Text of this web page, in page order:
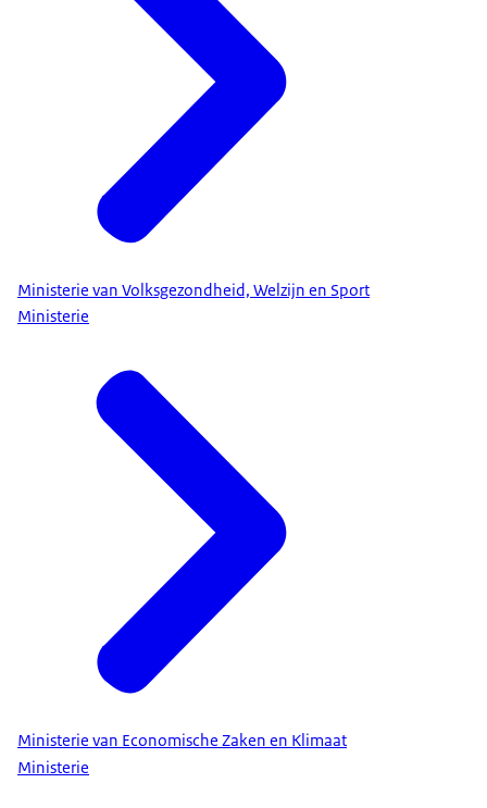
Ministerie van Volksgezondheid, Welzijn en Sport
Ministerie
Ministerie van Economische Zaken en Klimaat
Ministerie